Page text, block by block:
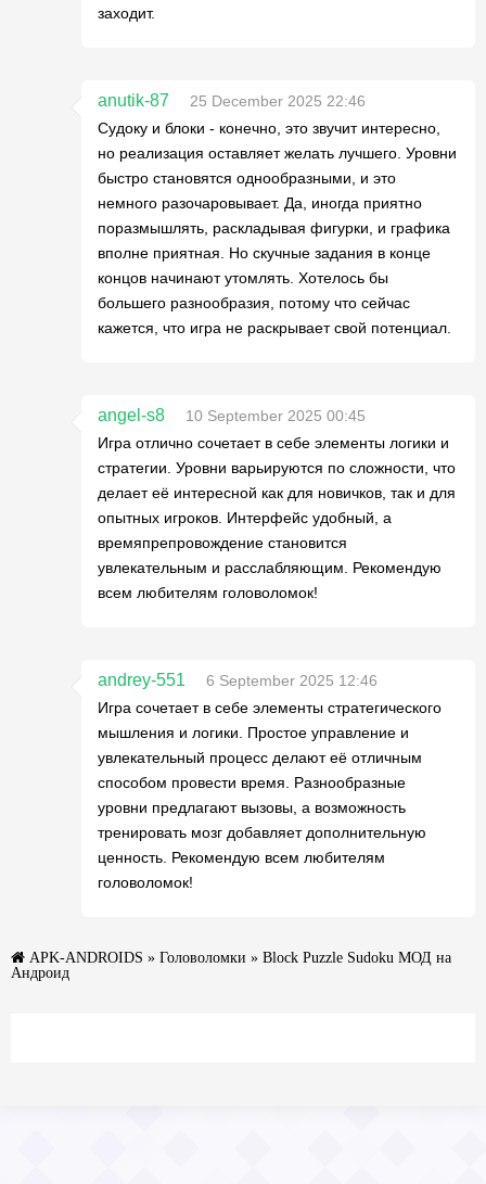
заходит.
anutik-87
25 December 2025 22:46
Судоку и блоки - конечно, это звучит интересно,
но реализация оставляет желать лучшего. Уровни
быстро становятся однообразными, и это
немного разочаровывает. Да, иногда приятно
поразмышлять, раскладывая фигурки, и графика
вполне приятная. Но скучные задания в конце
концов начинают утомлять. Хотелось бы
большего разнообразия, потому что сейчас
кажется, что игра не раскрывает свой потенциал.
angel-s8
10 September 2025 00:45
Игра отлично сочетает в себе элементы логики и
стратегии. Уровни варьируются по сложности, что
делает её интересной как для новичков, так и для
опытных игроков. Интерфейс удобный, а
времяпрепровождение становится
увлекательным и расслабляющим. Рекомендую
всем любителям головоломок!
andrey-551
6 September 2025 12:46
Игра сочетает в себе элементы стратегического
мышления и логики. Простое управление и
увлекательный процесс делают её отличным
способом провести время. Разнообразные
уровни предлагают вызовы, а возможность
тренировать мозг добавляет дополнительную
ценность. Рекомендую всем любителям
головоломок!
APK-ANDROIDS » Головоломки » Block Puzzle Sudoku МОД на
Андроид